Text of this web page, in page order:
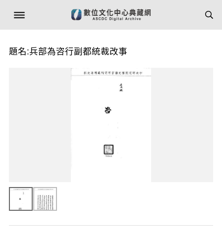
題名:兵部為咨行副都統裁改事